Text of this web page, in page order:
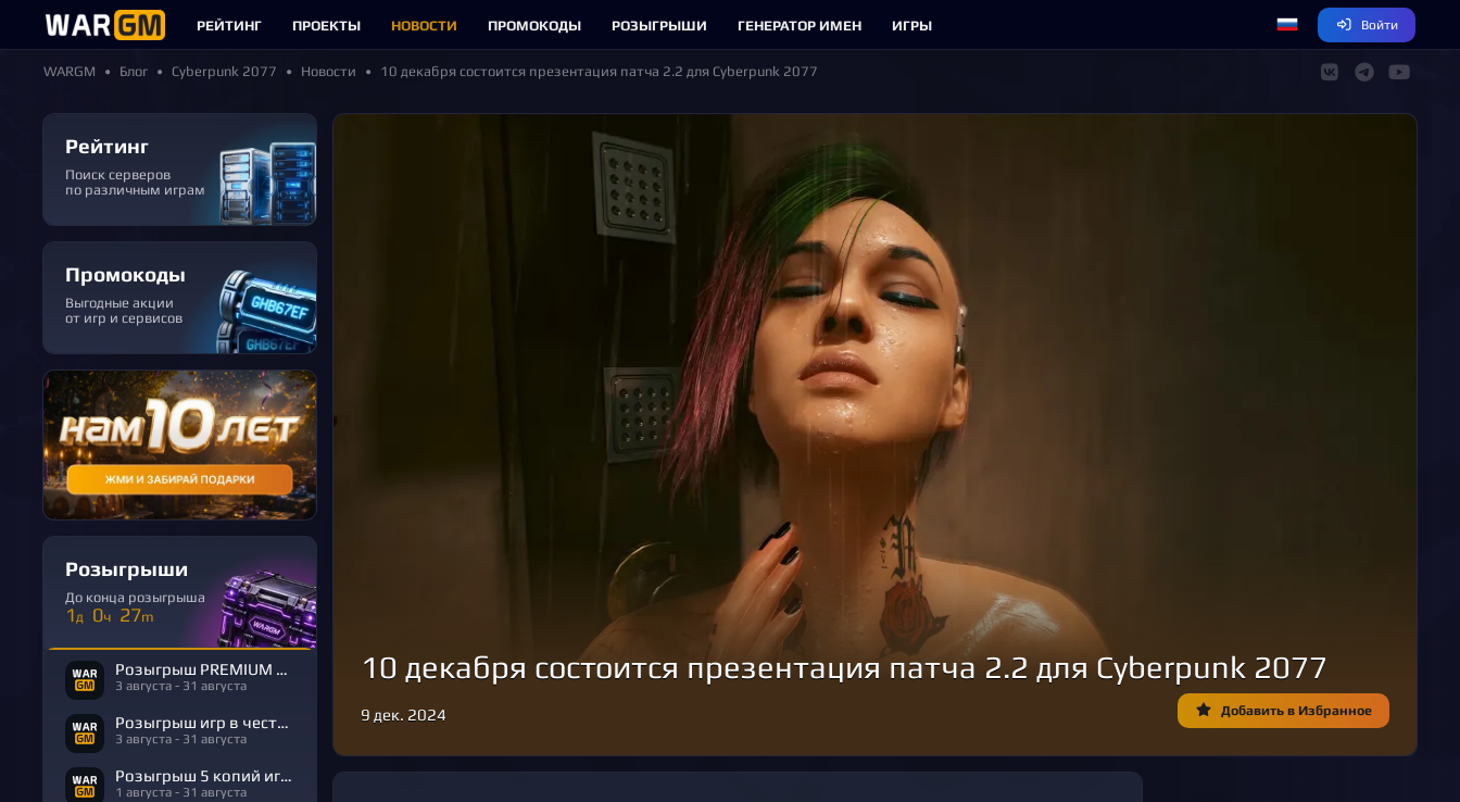
РЕЙТИНГ ПРОЕКТЫ НОВОСТИ ПРОМОКОДЫ РОЗЫГРЫШИ ГЕНЕРАТОР ИМЕН ИГРЫ Войти
WARGM Блог Cyberpunk 2077 Новости 10 декабря состоится презентация патча 2.2 для Cyberpunk 2077
Рейтинг
Поиск серверов
по различным играм
Промокоды
Выгодные акции
от игр и сервисов
Розыгрыши
До конца розыгрыша
1д 0ч 27m
Розыгрыш PREMIUM в честь Дня Рождения
3 августа - 31 августа
Розыгрыш игр в честь Дня Рождения
3 августа - 31 августа
Розыгрыш 5 копий игры R.E.P.O.
1 августа - 31 августа
10 декабря состоится презентация патча 2.2 для Cyberpunk 2077
Добавить в Избранное
9 дек. 2024